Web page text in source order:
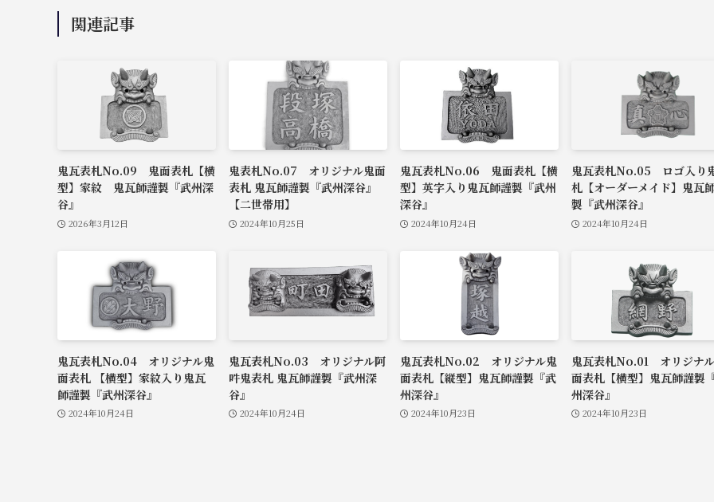
関連記事
鬼瓦表札No.09 鬼面表札【横
型】家紋 鬼瓦師謹製『武州深
谷』
2026年3月12日
鬼表札No.07 オリジナル鬼面
表札 鬼瓦師謹製『武州深谷』
【二世帯用】
2024年10月25日
鬼瓦表札No.06 鬼面表札【横
型】英字入り鬼瓦師謹製『武州
深谷』
2024年10月24日
鬼瓦表札No.05 ロゴ入り
札【オーダーメイド】鬼瓦
製『武州深谷』
2024年10月24日
鬼瓦表札No.04 オリジナル鬼
面表札 【横型】家紋入り鬼瓦
師謹製『武州深谷』
2024年10月24日
鬼瓦表札No.03 オリジナル阿
吽鬼表札 鬼瓦師謹製『武州深
谷』
2024年10月24日
鬼瓦表札No.02 オリジナル鬼
面表札【縦型】鬼瓦師謹製『武
州深谷』
2024年10月23日
鬼瓦表札No.01 オリジナ
面表札【横型】鬼瓦師謹製
州深谷』
2024年10月23日